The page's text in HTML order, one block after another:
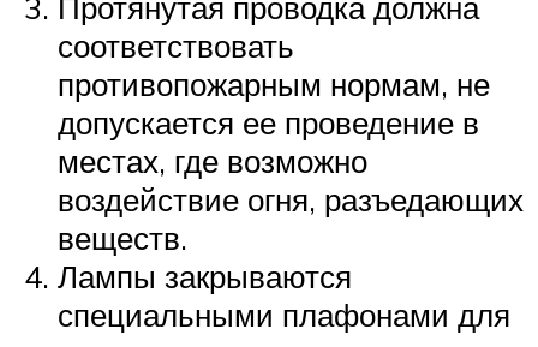
соответствовать
противопожарным нормам, не
допускается ее проведение в
местах, где возможно
воздействие огня, разъедающих
веществ.
Лампы закрываются
специальными плафонами для